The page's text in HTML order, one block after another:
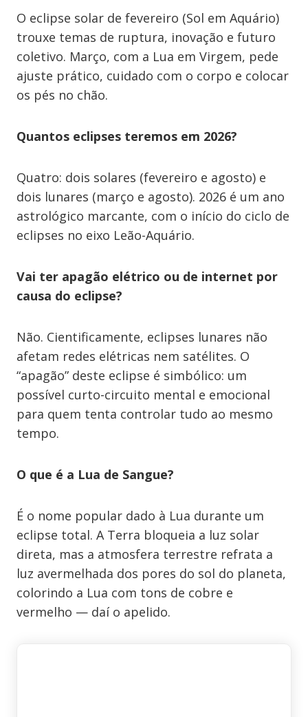
O eclipse solar de fevereiro (Sol em Aquário)
trouxe temas de ruptura, inovação e futuro
coletivo. Março, com a Lua em Virgem, pede
ajuste prático, cuidado com o corpo e colocar
os pés no chão.
Quantos eclipses teremos em 2026?
Quatro: dois solares (fevereiro e agosto) e
dois lunares (março e agosto). 2026 é um ano
astrológico marcante, com o início do ciclo de
eclipses no eixo Leão-Aquário.
Vai ter apagão elétrico ou de internet por
causa do eclipse?
Não. Cientificamente, eclipses lunares não
afetam redes elétricas nem satélites. O
“apagão” deste eclipse é simbólico: um
possível curto-circuito mental e emocional
para quem tenta controlar tudo ao mesmo
tempo.
O que é a Lua de Sangue?
É o nome popular dado à Lua durante um
eclipse total. A Terra bloqueia a luz solar
direta, mas a atmosfera terrestre refrata a
luz avermelhada dos pores do sol do planeta,
colorindo a Lua com tons de cobre e
vermelho — daí o apelido.